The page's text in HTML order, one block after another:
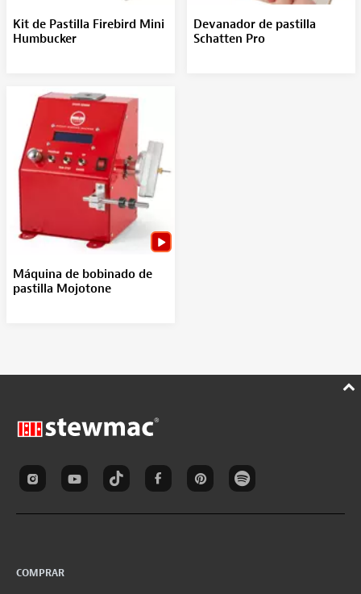
Kit de Pastilla Firebird Mini
Humbucker
Devanador de pastilla
Schatten Pro
Máquina de bobinado de
pastilla Mojotone
COMPRAR